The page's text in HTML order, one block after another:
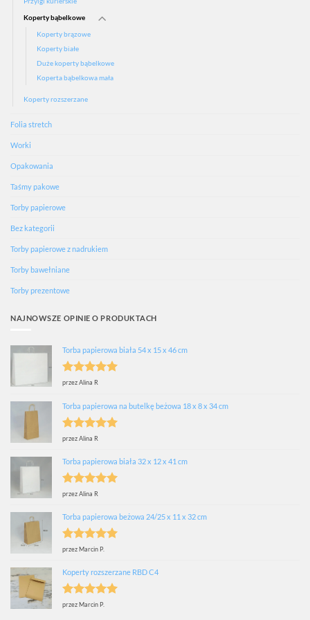
Koperty bąbelkowe
Koperty brązowe
Koperty białe
Duże koperty bąbelkowe
Koperta bąbelkowa mała
Koperty rozszerzane
Folia stretch
Worki
Opakowania
Taśmy pakowe
Torby papierowe
Bez kategorii
Torby papierowe z nadrukiem
Torby bawełniane
Torby prezentowe
NAJNOWSZE OPINIE O PRODUKTACH
Torba papierowa biała 54 x 15 x 46 cm
Oceniono
przez Alina R
Torba papierowa na butelkę beżowa 18 x 8 x 34 cm
Oceniono
przez Alina R
Torba papierowa biała 32 x 12 x 41 cm
Oceniono
przez Alina R
Torba papierowa beżowa 24/25 x 11 x 32 cm
Oceniono
przez Marcin P.
Koperty rozszerzane RBD C4
Oceniono
przez Marcin P.